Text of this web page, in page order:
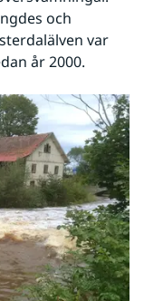
och
var
år 2000.